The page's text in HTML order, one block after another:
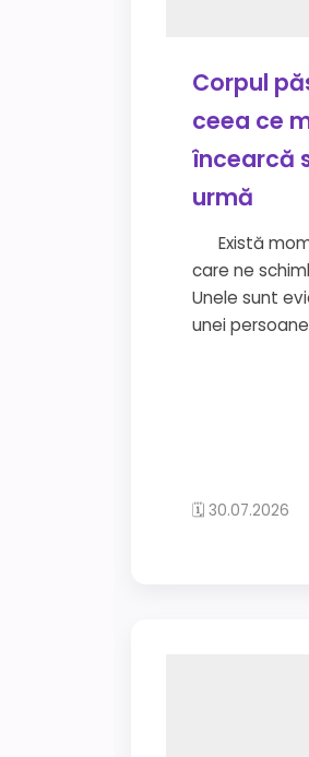
Corpul
ceea ce
încearcă
urmă
Există
care ne
Unele sunt
unei
🗓 30.07.2026